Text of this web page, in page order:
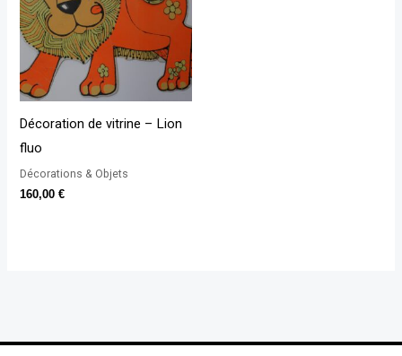
Décoration de vitrine – Lion
fluo
Décorations & Objets
160,00€